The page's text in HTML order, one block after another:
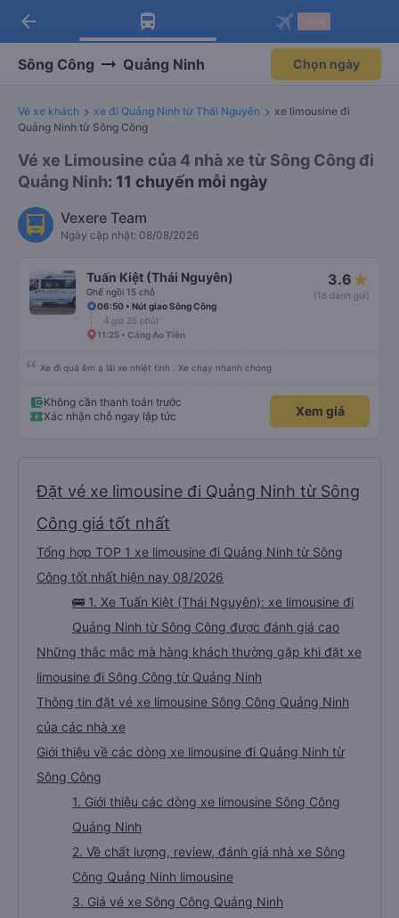
Tải app Vexere ngay!
Nhận ưu đãi thành viên độc
Mở app
Tải app Vexere
-30k/ghế khi đặt vé máy bay qua
Mở app
arrow_back
Sông Công Quảng Ninh Chọn ngày
Vé xe khách xe đi Quảng Ninh từ Thái Nguyên
xe limousine đi
Quảng Ninh từ Sông Công
Vé xe Limousine của 4 nhà xe từ Sông Công đi
Quảng Ninh: 11 chuyến mỗi ngày
Vexere Team
Ngày cập nhật: 08/08/2026
Tuấn Kiệt (Thái Nguyên)
Ghế ngồi 15 chỗ
3.6
(16 đánh giá)
06:50 • Nút giao Sông Công
4 giờ 35 phút
11:25 • Cảng Ao Tiên
Xe đi quá êm ạ lái xe nhiệt tình . Xe chạy nhanh chóng
Không cần thanh toán trước
Xác nhận chỗ ngay lập tức
Xem giá
Đặt vé xe limousine đi Quảng Ninh từ Sông
Công giá tốt nhất
Tổng hợp TOP 1 xe limousine đi Quảng Ninh từ Sông
Công tốt nhất hiện nay 08/2026
🚌 1. Xe Tuấn Kiệt (Thái Nguyên): xe limousine đi
Quảng Ninh từ Sông Công được đánh giá cao
Những thắc mắc mà hàng khách thường gặp khi đặt xe
limousine đi Sông Công từ Quảng Ninh
Thông tin đặt vé xe limousine Sông Công Quảng Ninh
của các nhà xe
Giới thiệu về các dòng xe limousine đi Quảng Ninh từ
Sông Công
1. Giới thiệu các dòng xe limousine Sông Công
Quảng Ninh
2. Về chất lượng, review, đánh giá nhà xe Sông
Công Quảng Ninh limousine
3. Giá vé xe Sông Công Quảng Ninh